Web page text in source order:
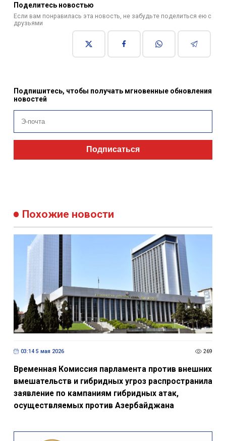
Поделитесь новостью
Если вам понравилась эта новость, не забудьте поделиться ею с
друзьями
Подпишитесь, чтобы получать мгновенные обновления
новостей
Подписаться
Похожие новости
03:14 5 мая 2026 269
Временная Комиссия парламента против внешних
вмешательств и гибридных угроз распространила
заявление по кампаниям гибридных атак,
осуществляемых против Азербайджана